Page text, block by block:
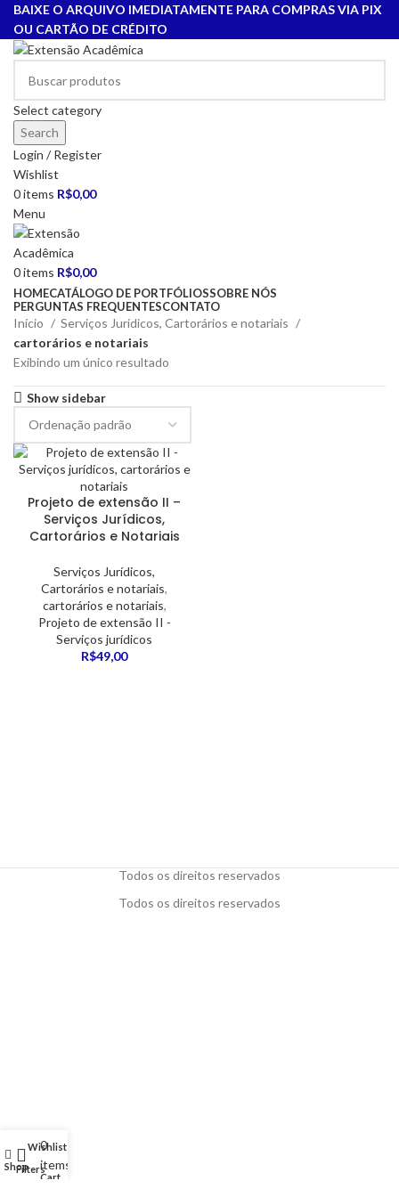
BAIXE O ARQUIVO IMEDIATAMENTE PARA COMPRAS VIA PIX
OU CARTÃO DE CRÉDITO
Select category
Search
Login / Register
Wishlist
0items R$0,00
Menu
0items R$0,00
HOMECATÁLOGO DE PORTFÓLIOSSOBRE NÓS
PERGUNTAS FREQUENTESCONTATO
Início
Serviços Jurídicos, Cartorários e notariais
cartorários e notariais
Exibindo um único resultado
Show sidebar
Projeto de extensão II –
Serviços Jurídicos,
Cartorários e Notariais
Serviços Jurídicos,
Cartorários e notariais,
cartorários e notariais,
Projeto de extensão II -
Serviços jurídicos
R$49,00
Todos os direitos reservados
Todos os direitos reservados
ShopFilters
Wishlist
0
items
Cart